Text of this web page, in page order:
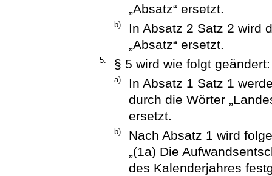
„Absatz“ ersetzt.
b)
In Absatz 2 Satz 2 wird
„Absatz“ ersetzt.
5. § 5 wird wie folgt geändert:
a)
In Absatz 1 Satz 1
durch die Wörter
ersetzt.
b)
Nach Absatz 1 wird
„(1a) Die
des Kalenderjahres